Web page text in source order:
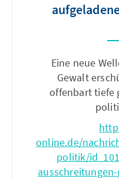
Eine neue
Gewalt
offenbart tiefe
online.de/
politik/